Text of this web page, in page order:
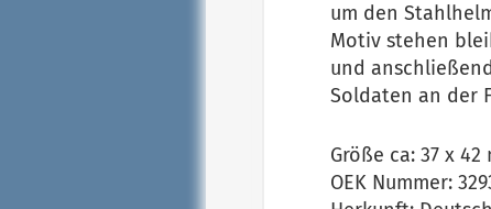
um den
Motiv stehen
und
Soldaten an der
Größe ca: 37 x 42
OEK Nummer: